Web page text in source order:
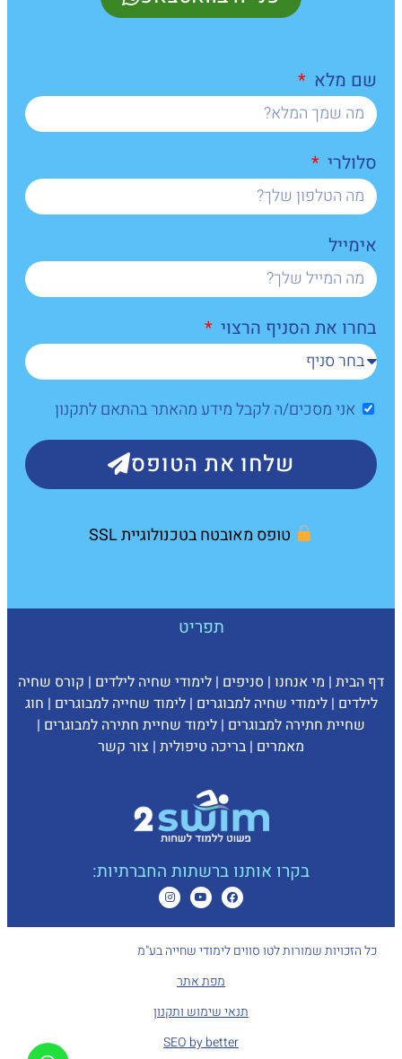
שם מלא
סלולרי
אימייל
בחרו את הסניף הרצוי
אני מסכים/ה לקבל מידע מהאתר בהתאם לתקנון
שלחו את הטופס
טופס מאובטח בטכנולוגיית SSL
תפריט
דף הבית | מי אנחנו | סניפים | לימודי שחיה לילדים | קורס שחיה
לילדים |לימודי שחיה למבוגרים |לימוד שחייה למבוגרים | חוג
שחיית חתירה למבוגרים | לימוד שחיית חתירה למבוגרים |
מאמרים | בריכה טיפולית | צור קשר
בקרו אותנו ברשתות החברתיות:
כל הזכויות שמורות לטו סווים לימודי שחייה בע"מ
מפת אתר
תנאי שימוש ותקנון
SEO by better